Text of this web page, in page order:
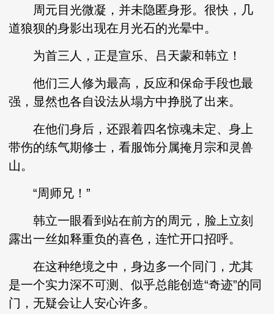
周元目光微凝，并未隐匿身形。很快，几
道狼狈的身影出现在月光石的光晕中。
为首三人，正是宣乐、吕天蒙和韩立！
他们三人修为最高，反应和保命手段也最
强，显然也各自设法从塌方中挣脱了出来。
在他们身后，还跟着四名惊魂未定、身上
带伤的练气期修士，看服饰分属掩月宗和灵兽
山。
“周师兄！”
韩立一眼看到站在前方的周元，脸上立刻
露出一丝如释重负的喜色，连忙开口招呼。
在这种绝境之中，身边多一个同门，尤其
是一个实力深不可测、似乎总能创造“奇迹”的同
门，无疑会让人安心许多。